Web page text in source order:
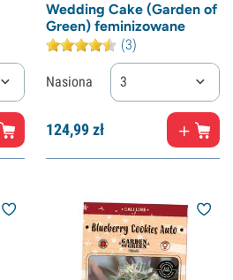
Wedding Cake (Garden of
Green) feminizowane
(3)
Nasiona 3
124,99zł